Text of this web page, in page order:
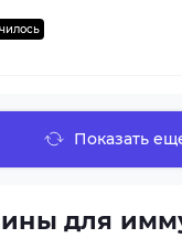
Показать
для